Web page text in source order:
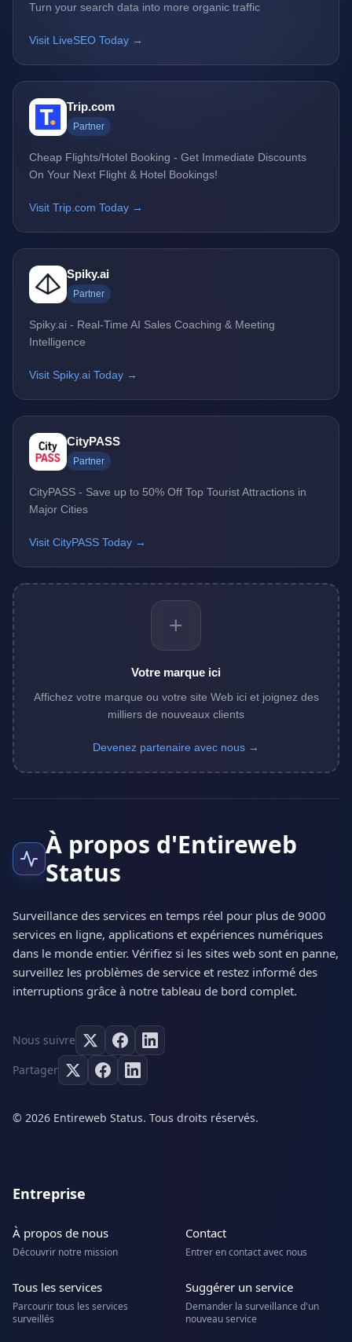
Turn your search data into more organic traffic
Visit LiveSEO Today →
Trip.com
Partner
Cheap Flights/Hotel Booking - Get Immediate Discounts
On Your Next Flight & Hotel Bookings!
Visit Trip.com Today →
Spiky.ai
Partner
Spiky.ai - Real-Time AI Sales Coaching & Meeting
Intelligence
Visit Spiky.ai Today →
CityPASS
Partner
CityPASS - Save up to 50% Off Top Tourist Attractions in
Major Cities
Visit CityPASS Today →
+
Votre marque ici
Affichez votre marque ou votre site Web ici et joignez des
milliers de nouveaux clients
Devenez partenaire avec nous →
À propos d'Entireweb
Status
Surveillance des services en temps réel pour plus de 9000
services en ligne, applications et expériences numériques
dans le monde entier. Vérifiez si les sites web sont en panne,
surveillez les problèmes de service et restez informé des
interruptions grâce à notre tableau de bord complet.
Nous suivre
Partager
© 2026 Entireweb Status. Tous droits réservés.
Entreprise
À propos de nous
Découvrir notre mission
Contact
Entrer en contact avec nous
Tous les services
Parcourir tous les services
surveillés
Suggérer un service
Demander la surveillance d'un
nouveau service